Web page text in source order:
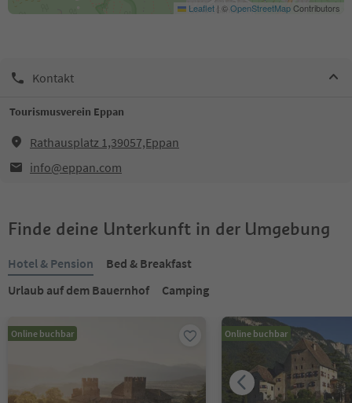
Leaflet | ©OpenStreetMapContributors
Kontakt
Tourismusverein Eppan
Rathausplatz 1,39057,Eppan
info@eppan.com
Finde deine Unterkunft in der Umgebung
Hotel & Pension
Bed & Breakfast
Urlaub auf dem Bauernhof
Camping
Online buchbar Online buchbar